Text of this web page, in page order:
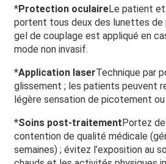
*Protection oculaireLe patient
portent tous deux des lunettes de
gel de couplage est appliqué en
mode non invasif.
*Application laserTechnique par
glissement ; les patients peuvent
légère sensation de picotement ou
*Soins post-traitementPortez
contention de qualité médicale
semaines) ; évitez l’exposition au